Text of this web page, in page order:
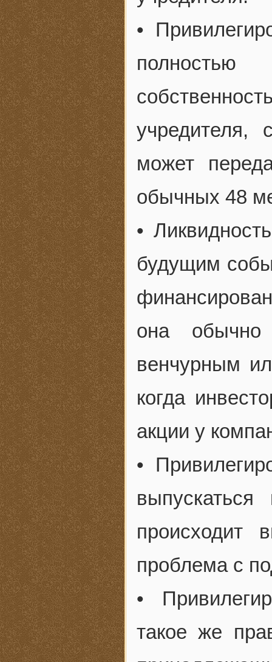
•
полностью
учредителя,
может
обычных 48
•
будущим
она
венчурным
когда
акции у
•
происходит
проблема с
•
такое же